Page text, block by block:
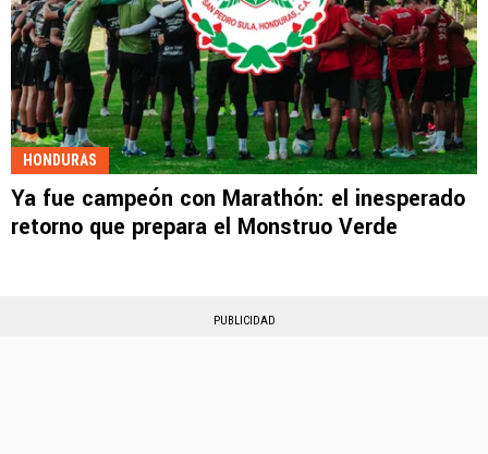
HONDURAS
Ya fue campeón con Marathón: el inesperado
retorno que prepara el Monstruo Verde
PUBLICIDAD